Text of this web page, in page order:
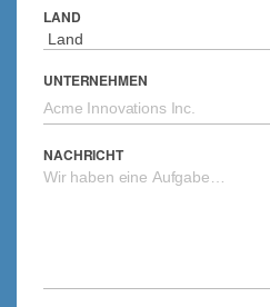
LAND
UNTERNEHMEN
NACHRICHT